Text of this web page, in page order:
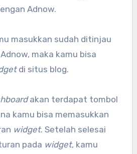
Adnow.
masukkan sudah ditinjau
maka kamu bisa
di situs blog.
akan terdapat tombol
kamu bisa memasukkan
widget. Setelah selesai
pada widget, kamu